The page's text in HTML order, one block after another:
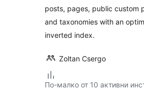
posts, pages, public custom
and taxonomies with an
inverted index.
Zoltan Csergo
По-малко от 10 активни